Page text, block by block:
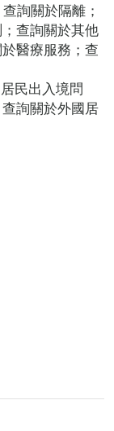
詢關於隔離；
查詢關於其他
醫療服務；查
民出入境問
詢關於外國居